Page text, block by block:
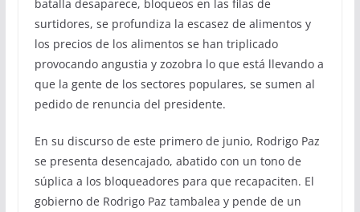
batalla desaparece, bloqueos en las filas de
surtidores, se profundiza la escasez de alimentos y
los precios de los alimentos se han triplicado
provocando angustia y zozobra lo que está llevando a
que la gente de los sectores populares, se sumen al
pedido de renuncia del presidente.
En su discurso de este primero de junio, Rodrigo Paz
se presenta desencajado, abatido con un tono de
súplica a los bloqueadores para que recapaciten. El
gobierno de Rodrigo Paz tambalea y pende de un